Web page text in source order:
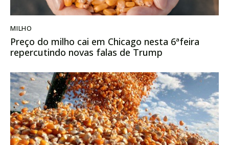
MILHO
Preço do milho cai em Chicago nesta 6ªfeira
repercutindo novas falas de Trump